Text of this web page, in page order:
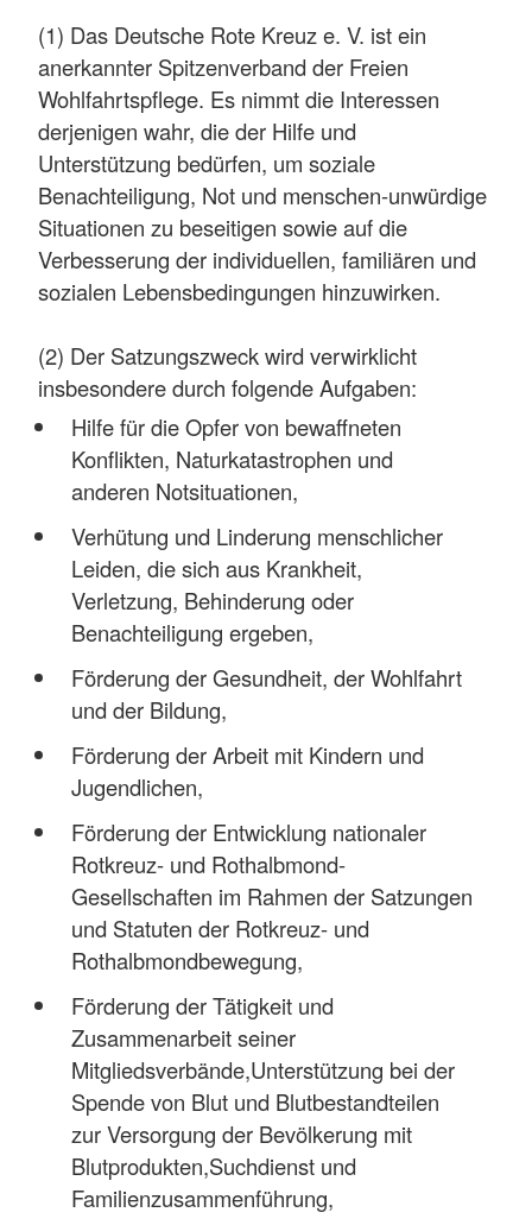
(1) Das Deutsche Rote Kreuz e. V. ist ein
anerkannter Spitzenverband der Freien
Wohlfahrtspflege. Es nimmt die Interessen
derjenigen wahr, die der Hilfe und
Unterstützung bedürfen, um soziale
Benachteiligung, Not und menschen-unwürdige
Situationen zu beseitigen sowie auf die
Verbesserung der individuellen, familiären und
sozialen Lebensbedingungen hinzuwirken.
(2) Der Satzungszweck wird verwirklicht
insbesondere durch folgende Aufgaben:
Hilfe für die Opfer von bewaffneten
Konflikten, Naturkatastrophen und
anderen Notsituationen,
Verhütung und Linderung menschlicher
Leiden, die sich aus Krankheit,
Verletzung, Behinderung oder
Benachteiligung ergeben,
Förderung der Gesundheit, der Wohlfahrt
und der Bildung,
Förderung der Arbeit mit Kindern und
Jugendlichen,
Förderung der Entwicklung nationaler
Rotkreuz- und Rothalbmond-
Gesellschaften im Rahmen der Satzungen
und Statuten der Rotkreuz- und
Rothalbmondbewegung,
Förderung der Tätigkeit und
Zusammenarbeit seiner
Mitgliedsverbände,Unterstützung bei der
Spende von Blut und Blutbestandteilen
zur Versorgung der Bevölkerung mit
Blutprodukten,Suchdienst und
Familienzusammenführung,